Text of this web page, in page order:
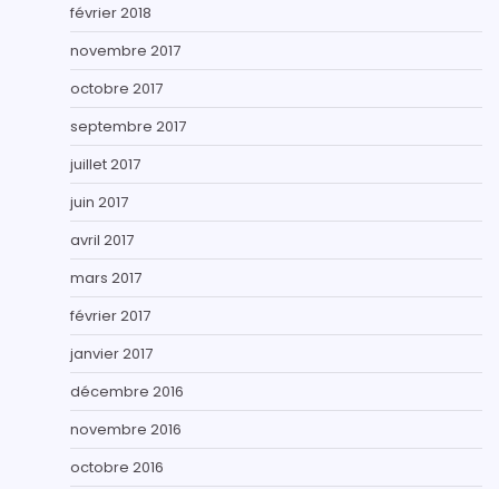
février 2018
novembre 2017
octobre 2017
septembre 2017
juillet 2017
juin 2017
avril 2017
mars 2017
février 2017
janvier 2017
décembre 2016
novembre 2016
octobre 2016